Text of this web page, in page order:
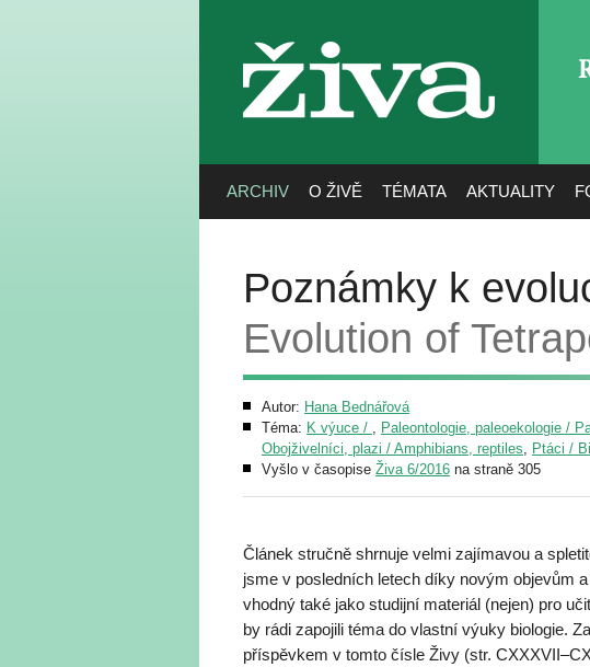
živa
ARCHIV O ŽIVĚ TÉMATA AKTUALITY
Poznámky k
Evolution of
Autor: Hana Bednářová
Téma: K výuce / , Paleontologie, paleoekologie /
Obojživelníci, plazi / Amphibians, reptiles, Ptáci /
Vyšlo v časopise Živa 6/2016 na straně 305
Článek stručně shrnuje velmi zajímavou a
jsme v posledních letech díky novým objevům
vhodný také jako studijní materiál (nejen) pro
by rádi zapojili téma do vlastní výuky biologie.
příspěvkem v tomto čísle Živy (str.